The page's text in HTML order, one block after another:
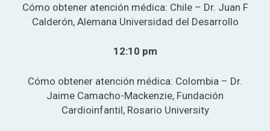
Cómo obtener atención médica: Chile – Dr. Juan F
Calderón, Alemana Universidad del Desarrollo
12:10 pm
Cómo obtener atención médica: Colombia – Dr.
Jaime Camacho-Mackenzie, Fundación
Cardioinfantil, Rosario University